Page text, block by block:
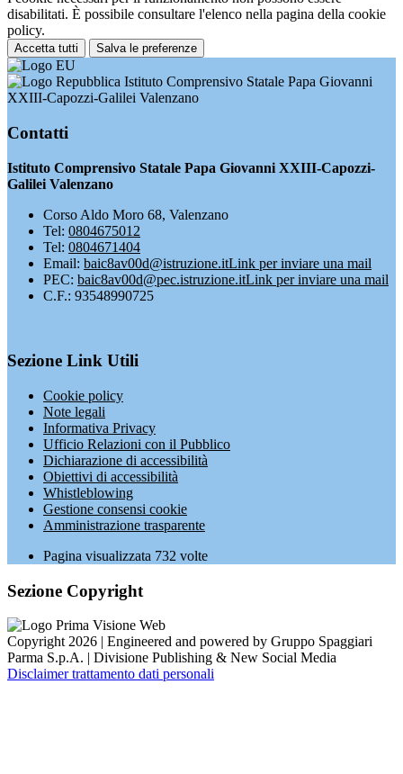
disabilitati. È possibile consultare l'elenco nella pagina della cookie
policy.
Accetta tutti Salva le preferenze
Istituto Comprensivo Statale Papa Giovanni
XXIII-Capozzi-Galilei Valenzano
Contatti
Istituto Comprensivo Statale Papa Giovanni XXIII-Capozzi-
Galilei Valenzano
Corso Aldo Moro 68, Valenzano
Tel: 0804675012
Tel: 0804671404
Email: baic8av00d@istruzione.itLink per inviare una mail
PEC: baic8av00d@pec.istruzione.itLink per inviare una mail
C.F.: 93548990725
Sezione Link Utili
Cookie policy
Note legali
Informativa Privacy
Ufficio Relazioni con il Pubblico
Dichiarazione di accessibilità
Obiettivi di accessibilità
Whistleblowing
Gestione consensi cookie
Amministrazione trasparente
Pagina visualizzata 732 volte
Sezione Copyright
Copyright 2026 | Engineered and powered by Gruppo Spaggiari
Parma S.p.A. | Divisione Publishing & New Social Media
Disclaimer trattamento dati personali